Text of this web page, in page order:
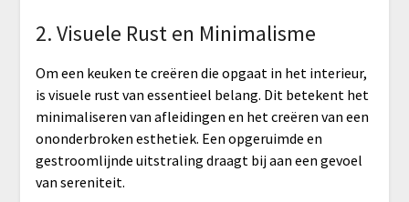
2. Visuele Rust en Minimalisme
Om een keuken te creëren die opgaat in het interieur,
is visuele rust van essentieel belang. Dit betekent het
minimaliseren van afleidingen en het creëren van een
ononderbroken esthetiek. Een opgeruimde en
gestroomlijnde uitstraling draagt bij aan een gevoel
van sereniteit.